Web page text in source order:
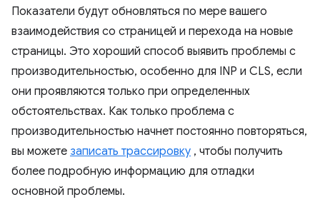
Показатели будут обновляться по мере вашего
взаимодействия со страницей и перехода на новые
страницы. Это хороший способ выявить проблемы с
производительностью, особенно для INP и CLS, если
они проявляются только при определенных
обстоятельствах. Как только проблема с
производительностью начнет постоянно повторяться,
вы можете записать трассировку , чтобы получить
более подробную информацию для отладки
основной проблемы.